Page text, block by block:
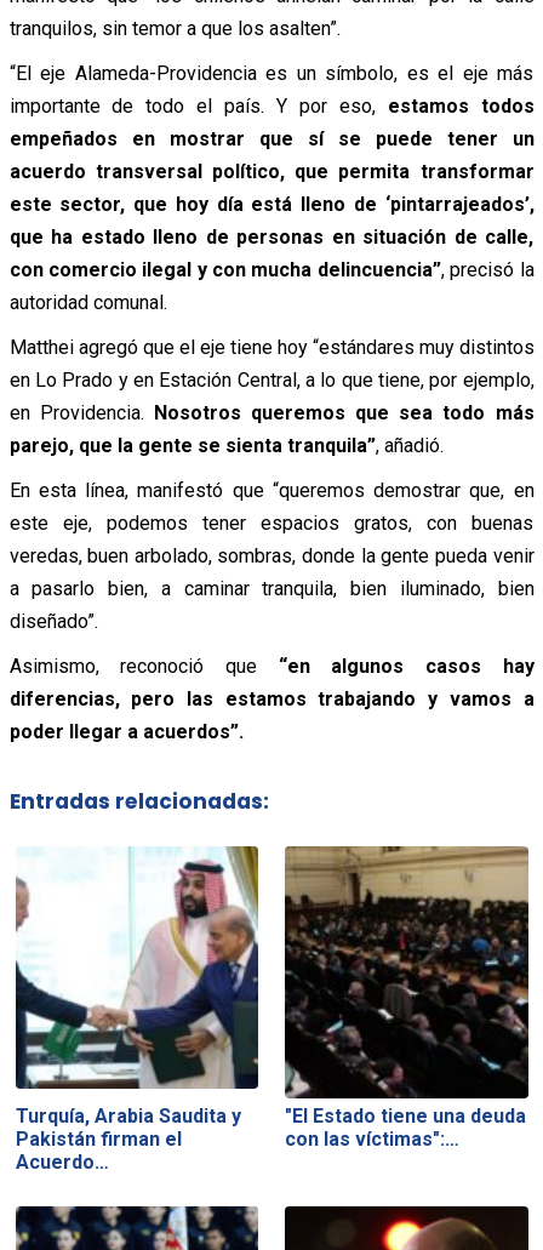
tranquilos, sin temor a que los asalten”.
“El eje Alameda-Providencia es un símbolo, es el eje más
importante de todo el país. Y por eso, estamos todos
empeñados en mostrar que sí se puede tener un
acuerdo transversal político, que permita transformar
este sector, que hoy día está lleno de ‘pintarrajeados’,
que ha estado lleno de personas en situación de calle,
con comercio ilegal y con mucha delincuencia”, precisó la
autoridad comunal.
Matthei agregó que el eje tiene hoy “estándares muy distintos
en Lo Prado y en Estación Central, a lo que tiene, por ejemplo,
en Providencia. Nosotros queremos que sea todo más
parejo, que la gente se sienta tranquila”, añadió.
En esta línea, manifestó que “queremos demostrar que, en
este eje, podemos tener espacios gratos, con buenas
veredas, buen arbolado, sombras, donde la gente pueda venir
a pasarlo bien, a caminar tranquila, bien iluminado, bien
diseñado”.
Asimismo, reconoció que “en algunos casos hay
diferencias, pero las estamos trabajando y vamos a
poder llegar a acuerdos”.
Entradas relacionadas:
Turquía, Arabia Saudita y
Pakistán firman el
Acuerdo…
"El Estado tiene una deuda
con las víctimas":…